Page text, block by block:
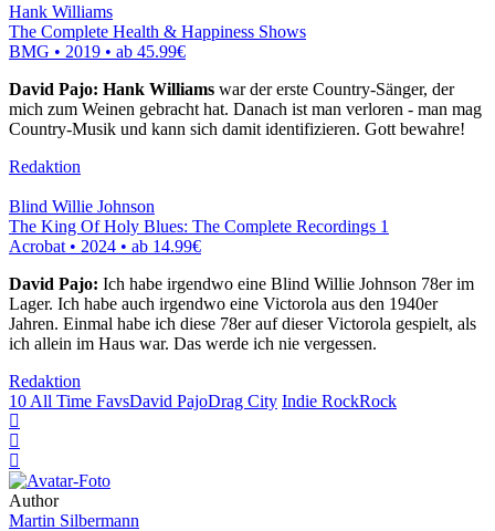
Hank Williams
The Complete Health & Happiness Shows
BMG • 2019 • ab 45.99€
David Pajo: Hank Williams war der erste Country-Sänger, der
mich zum Weinen gebracht hat. Danach ist man verloren - man mag
Country-Musik und kann sich damit identifizieren. Gott bewahre!
Redaktion
Blind Willie Johnson
The King Of Holy Blues: The Complete Recordings 1
Acrobat • 2024 • ab 14.99€
David Pajo: Ich habe irgendwo eine Blind Willie Johnson 78er im
Lager. Ich habe auch irgendwo eine Victorola aus den 1940er
Jahren. Einmal habe ich diese 78er auf dieser Victorola gespielt, als
ich allein im Haus war. Das werde ich nie vergessen.
Redaktion
10 All Time FavsDavid PajoDrag City Indie RockRock
Author
Martin Silbermann